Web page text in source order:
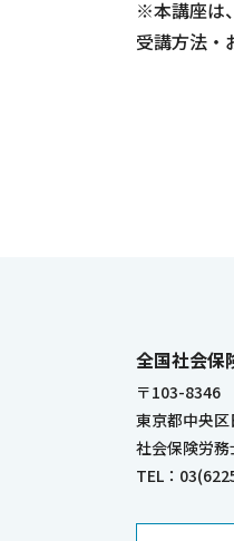
※本講座は
受講方法・
全国社会保
〒103-8346
東京都中央
社会保険労
TEL：